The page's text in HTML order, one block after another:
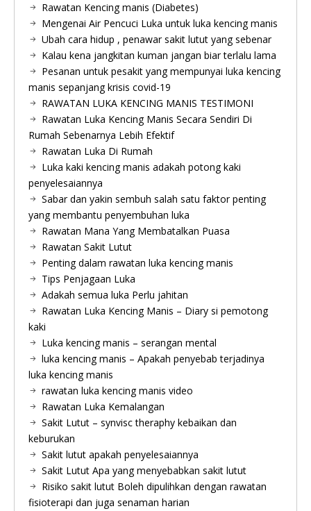
Rawatan Kencing manis (Diabetes)
Mengenai Air Pencuci Luka untuk luka kencing manis
Ubah cara hidup , penawar sakit lutut yang sebenar
Kalau kena jangkitan kuman jangan biar terlalu lama
Pesanan untuk pesakit yang mempunyai luka kencing
manis sepanjang krisis covid-19
RAWATAN LUKA KENCING MANIS TESTIMONI
Rawatan Luka Kencing Manis Secara Sendiri Di
Rumah Sebenarnya Lebih Efektif
Rawatan Luka Di Rumah
Luka kaki kencing manis adakah potong kaki
penyelesaiannya
Sabar dan yakin sembuh salah satu faktor penting
yang membantu penyembuhan luka
Rawatan Mana Yang Membatalkan Puasa
Rawatan Sakit Lutut
Penting dalam rawatan luka kencing manis
Tips Penjagaan Luka
Adakah semua luka Perlu jahitan
Rawatan Luka Kencing Manis – Diary si pemotong
kaki
Luka kencing manis – serangan mental
luka kencing manis – Apakah penyebab terjadinya
luka kencing manis
rawatan luka kencing manis video
Rawatan Luka Kemalangan
Sakit Lutut – synvisc theraphy kebaikan dan
keburukan
Sakit lutut apakah penyelesaiannya
Sakit Lutut Apa yang menyebabkan sakit lutut
Risiko sakit lutut Boleh dipulihkan dengan rawatan
fisioterapi dan juga senaman harian